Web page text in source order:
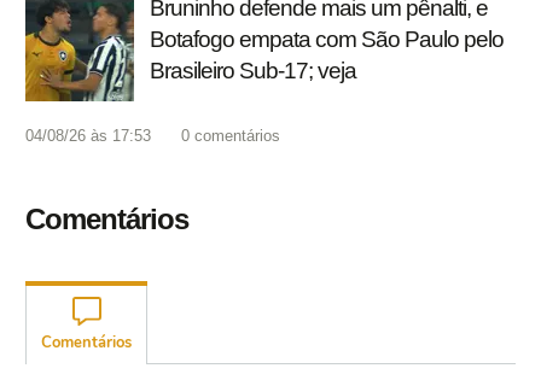
Bruninho defende mais um pênalti, e
Botafogo empata com São Paulo pelo
Brasileiro Sub-17; veja
04/08/26 às 17:53 0 comentários
Comentários